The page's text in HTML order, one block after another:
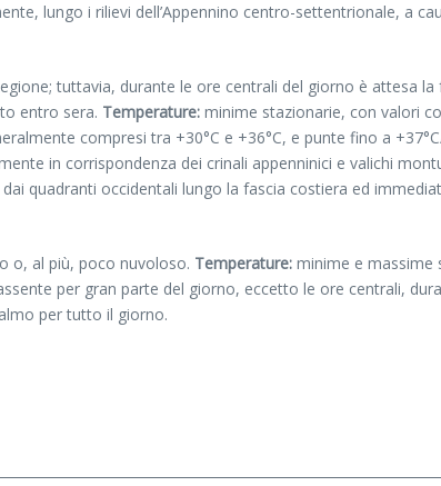
lungo i rilievi dell’Appennino centro-settentrionale, a
tuttavia, durante le ore centrali del giorno è attesa
entro sera. Temperature: minime stazionarie, con valori
compresi tra +30°C e +36°C, e punte fino a
in corrispondenza dei crinali appenninici e valichi
quadranti occidentali lungo la fascia costiera ed
o, al più, poco nuvoloso. Temperature: minime e massime
per gran parte del giorno, eccetto le ore centrali,
per tutto il giorno.